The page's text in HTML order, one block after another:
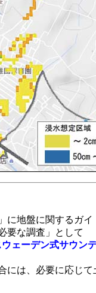
地盤に関するガイ
な調査」として
ウェーデン式サウン
には、必要に応じ